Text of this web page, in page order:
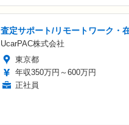
査定サポート/リモートワーク・
UcarPAC株式会社
東京都
年収350万円～600万円
正社員